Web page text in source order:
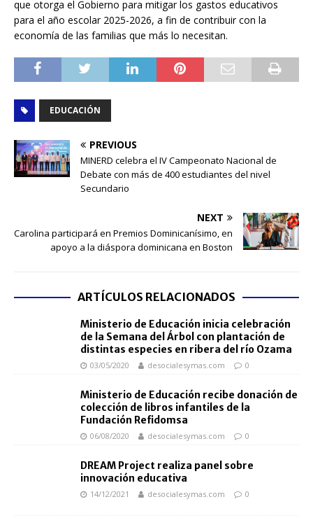
que otorga el Gobierno para mitigar los gastos educativos
para el año escolar 2025-2026, a fin de contribuir con la
economía de las familias que más lo necesitan.
EDUCACIÓN
PREVIOUS
MINERD celebra el IV Campeonato Nacional de
Debate con más de 400 estudiantes del nivel
Secundario
NEXT
Carolina participará en Premios Dominicanísimo, en
apoyo a la diáspora dominicana en Boston
ARTÍCULOS RELACIONADOS
Ministerio de Educación inicia celebración
de la Semana del Árbol con plantación de
distintas especies en ribera del río Ozama
03/05/2020 desocialesymas.com 0
Ministerio de Educación recibe donación de
colección de libros infantiles de la
Fundación Refidomsa
06/08/2020 desocialesymas.com 0
DREAM Project realiza panel sobre
innovación educativa
14/12/2021 desocialesymas.com 0